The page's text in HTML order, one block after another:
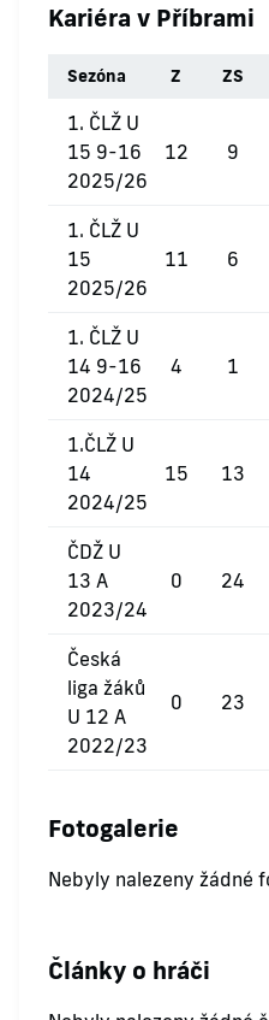
Kariéra v Příbrami
Sezóna Z ZS
1. ČLŽ U
15 9-16
2025/26
12 9
1. ČLŽ U
15
2025/26
11 6
1. ČLŽ U
14 9-16
2024/25
4 1
1.ČLŽ U
14
2024/25
15 13
ČDŽ U
13 A
2023/24
0 24
Česká
liga žáků
U 12 A
2022/23
0 23
Fotogalerie
Nebyly nalezeny žádné
Články o hráči